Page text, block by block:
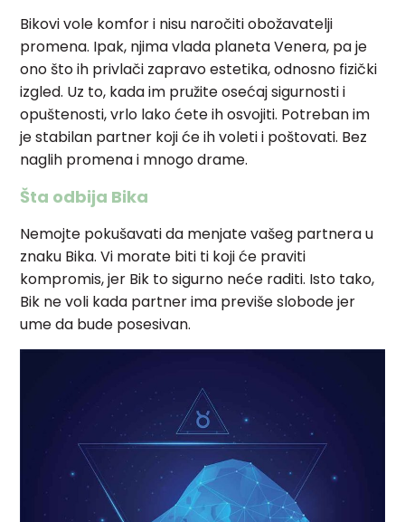
Bikovi vole komfor i nisu naročiti obožavatelji
promena. Ipak, njima vlada planeta Venera, pa je
ono što ih privlači zapravo estetika, odnosno fizički
izgled. Uz to, kada im pružite osećaj sigurnosti i
opuštenosti, vrlo lako ćete ih osvojiti. Potreban im
je stabilan partner koji će ih voleti i poštovati. Bez
naglih promena i mnogo drame.
Šta odbija Bika
Nemojte pokušavati da menjate vašeg partnera u
znaku Bika. Vi morate biti ti koji će praviti
kompromis, jer Bik to sigurno neće raditi. Isto tako,
Bik ne voli kada partner ima previše slobode jer
ume da bude posesivan.